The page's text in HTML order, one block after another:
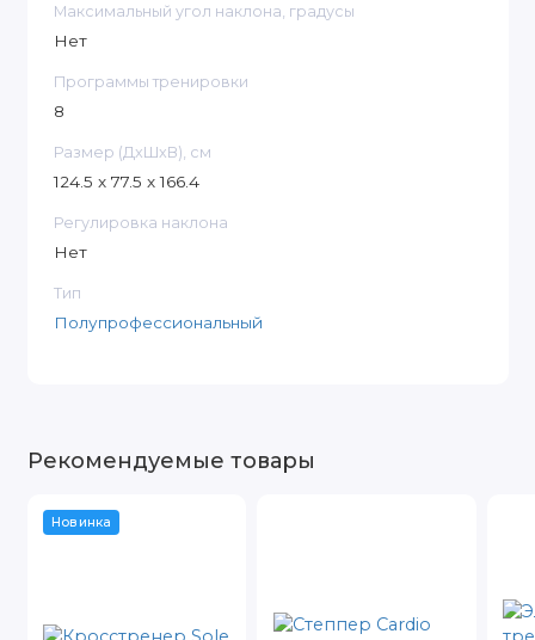
Максимальный угол наклона, градусы
Нет
Программы тренировки
8
Размер (ДxШxВ), см
124.5 x 77.5 x 166.4
Регулировка наклона
Нет
Тип
Полупрофессиональный
Рекомендуемые товары
Новинка